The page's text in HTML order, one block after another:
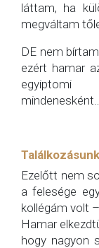
láttam, ha
megváltam
DE nem
ezért hamar
egyiptomi
Találkozásunk
Ezelőtt nem
a felesége
kollégám volt
Hamar
hogy nagyon